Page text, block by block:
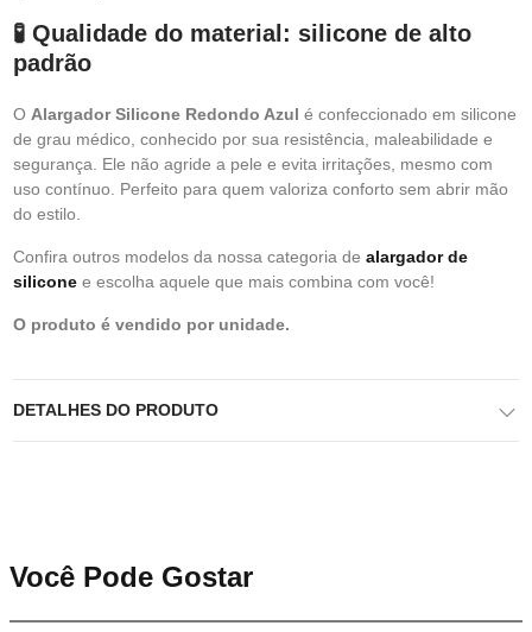
🧪 Qualidade do material: silicone de alto
padrão
O Alargador Silicone Redondo Azul é confeccionado em silicone
de grau médico, conhecido por sua resistência, maleabilidade e
segurança. Ele não agride a pele e evita irritações, mesmo com
uso contínuo. Perfeito para quem valoriza conforto sem abrir mão
do estilo.
Confira outros modelos da nossa categoria de alargador de
silicone e escolha aquele que mais combina com você!
O produto é vendido por unidade.
DETALHES DO PRODUTO
Você Pode Gostar